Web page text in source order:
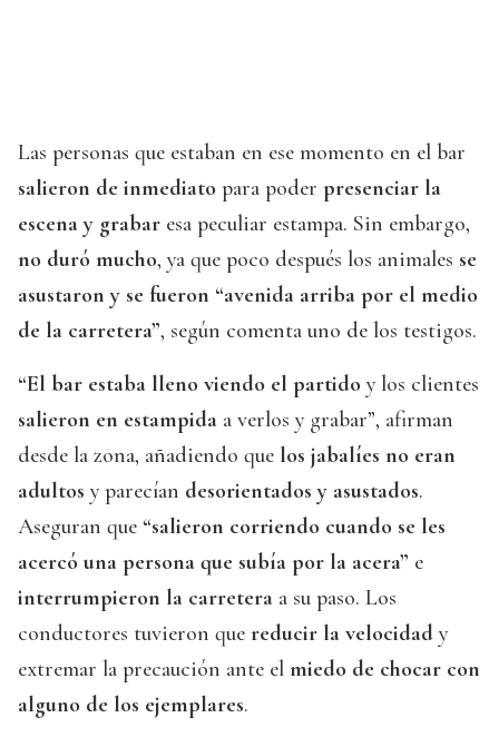
Las personas que estaban en ese momento en el bar
salieron de inmediato para poder presenciar la
escena y grabar esa peculiar estampa. Sin embargo,
no duró mucho, ya que poco después los animales se
asustaron y se fueron “avenida arriba por el medio
de la carretera”, según comenta uno de los testigos.
“El bar estaba lleno viendo el partido y los clientes
salieron en estampida a verlos y grabar”, afirman
desde la zona, añadiendo que los jabalíes no eran
adultos y parecían desorientados y asustados.
Aseguran que “salieron corriendo cuando se les
acercó una persona que subía por la acera” e
interrumpieron la carretera a su paso. Los
conductores tuvieron que reducir la velocidad y
extremar la precaución ante el miedo de chocar con
alguno de los ejemplares.